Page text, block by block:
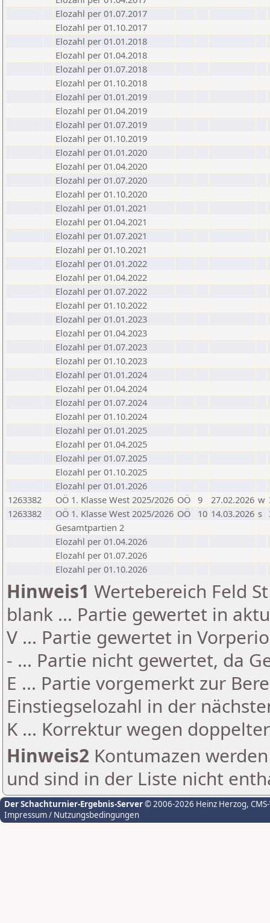
Elozahl per 01.07.2017
Elozahl per 01.10.2017
Elozahl per 01.01.2018
Elozahl per 01.04.2018
Elozahl per 01.07.2018
Elozahl per 01.10.2018
Elozahl per 01.01.2019
Elozahl per 01.04.2019
Elozahl per 01.07.2019
Elozahl per 01.10.2019
Elozahl per 01.01.2020
Elozahl per 01.04.2020
Elozahl per 01.07.2020
Elozahl per 01.10.2020
Elozahl per 01.01.2021
Elozahl per 01.04.2021
Elozahl per 01.07.2021
Elozahl per 01.10.2021
Elozahl per 01.01.2022
Elozahl per 01.04.2022
Elozahl per 01.07.2022
Elozahl per 01.10.2022
Elozahl per 01.01.2023
Elozahl per 01.04.2023
Elozahl per 01.07.2023
Elozahl per 01.10.2023
Elozahl per 01.01.2024
Elozahl per 01.04.2024
Elozahl per 01.07.2024
Elozahl per 01.10.2024
Elozahl per 01.01.2025
Elozahl per 01.04.2025
Elozahl per 01.07.2025
Elozahl per 01.10.2025
Elozahl per 01.01.2026
1263382
OÖ 1. Klasse West 2025/2026 OÖ 9 27.02.2026 w
1263382
OÖ 1. Klasse West 2025/2026 OÖ 10 14.03.2026 s
Gesamtpartien 2
Elozahl per 01.04.2026
Elozahl per 01.07.2026
Elozahl per 01.10.2026
Hinweis1 Wertebereich Feld
blank ... Partie gewertet in
V ... Partie gewertet in
- ... Partie nicht gewertet, da
E ... Partie vorgemerkt zur
Einstiegselozahl in der
K ... Korrektur wegen
Hinweis2 Kontumazen
und sind in der Liste nicht
Der Schachturnier-Ergebnis-Server© 2006-2026 Heinz Herzog,
Impressum / Nutzungsbedingungen